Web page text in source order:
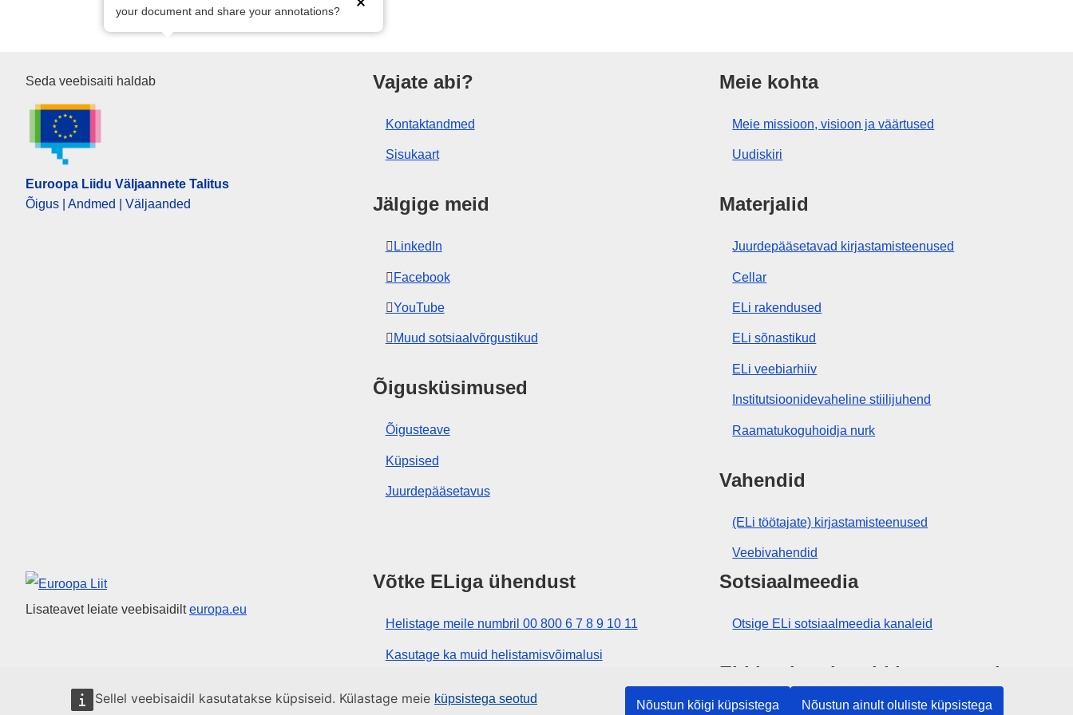
Sellel veebisaidil kasutatakse küpsiseid. Külastage meie küpsistega seotud Nõustun kõigi küpsistega Nõustun ainult oluliste küpsistega
your document and share your annotations?
Euroopa Liidu Väljaannete Talitus
Seda veebisaiti haldab
Euroopa Liidu Väljaannete Talitus
Õigus | Andmed | Väljaanded
Vajate abi?
Kontaktandmed
Sisukaart
Jälgige meid
LinkedIn
Facebook
YouTube
Muud sotsiaalvõrgustikud
Õigusküsimused
Õigusteave
Küpsised
Juurdepääsetavus
Meie kohta
Meie missioon, visioon ja väärtused
Uudiskiri
Materjalid
Juurdepääsetavad kirjastamisteenused
Cellar
ELi rakendused
ELi sõnastikud
ELi veebiarhiiv
Institutsioonidevaheline stiilijuhend
Raamatukoguhoidja nurk
Vahendid
(ELi töötajate) kirjastamisteenused
Veebivahendid
Euroopa Liit
Lisateavet leiate veebisaidilteuropa.eu
Võtke ELiga ühendust
Helistage meile numbril 00 800 6 7 8 9 10 11
Kasutage ka muid helistamisvõimalusi
Sotsiaalmeedia
Otsige ELi sotsiaalmeedia kanaleid
ELi institutsioonid ja asutused